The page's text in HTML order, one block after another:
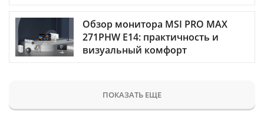
Обзор монитора MSI PRO MAX
271PHW E14: практичность и
визуальный комфорт
ПОКАЗАТЬ ЕЩЕ